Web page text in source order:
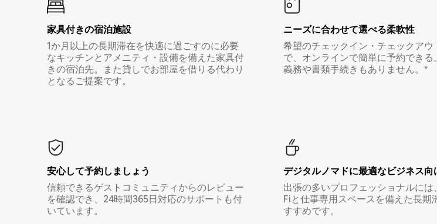
家具付き⁠の宿⁠泊⁠施⁠設
1か月以上の長期滞在を快適に過ごすのに必要
なキッチンとアメニティ・設備を備えた家具付
きの宿泊先。また貸しでお部屋を借りる代わり
となるご提案です。
ニーズに合わせて選べる柔軟性
希望のチェックイン・チェックアウ
で、オンラインで簡単に予約できる
義務や書類手続きもありません。*
安心して予約しましょう
信頼できるゲストコミュニティからのレビュー
を確認でき、24時間365日対応のサポートも付
いています。
デジタルノマド⁠に最⁠適⁠なビ⁠ジ⁠ネ⁠ス⁠向⁠
出張の多いプロフェッショナルに
Fiと仕事専用スペースを備えた長期
すすめです。